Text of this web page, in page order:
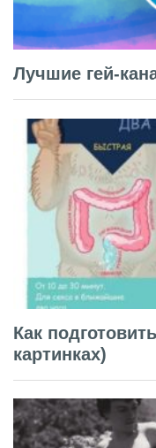
Лучшие гей-
Как
картинках)